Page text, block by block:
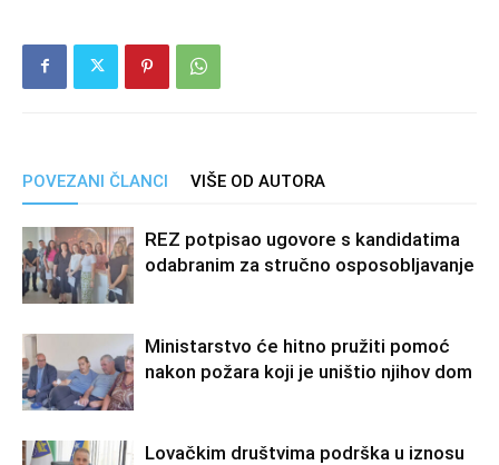
POVEZANI ČLANCI VIŠE OD AUTORA
REZ potpisao ugovore s kandidatima
odabranim za stručno osposobljavanje
Ministarstvo će hitno pružiti pomoć
nakon požara koji je uništio njihov dom
Lovačkim društvima podrška u iznosu